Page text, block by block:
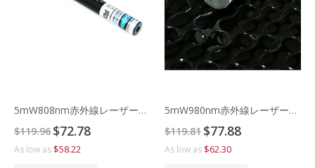
5mW808nm赤外線レーザーポインター
$119.96 Special
Price
$72.78
As low as $58.22
5mW980nm赤外線レーザーポインター
$119.81 Special
Price
$77.88
As low as $62.30